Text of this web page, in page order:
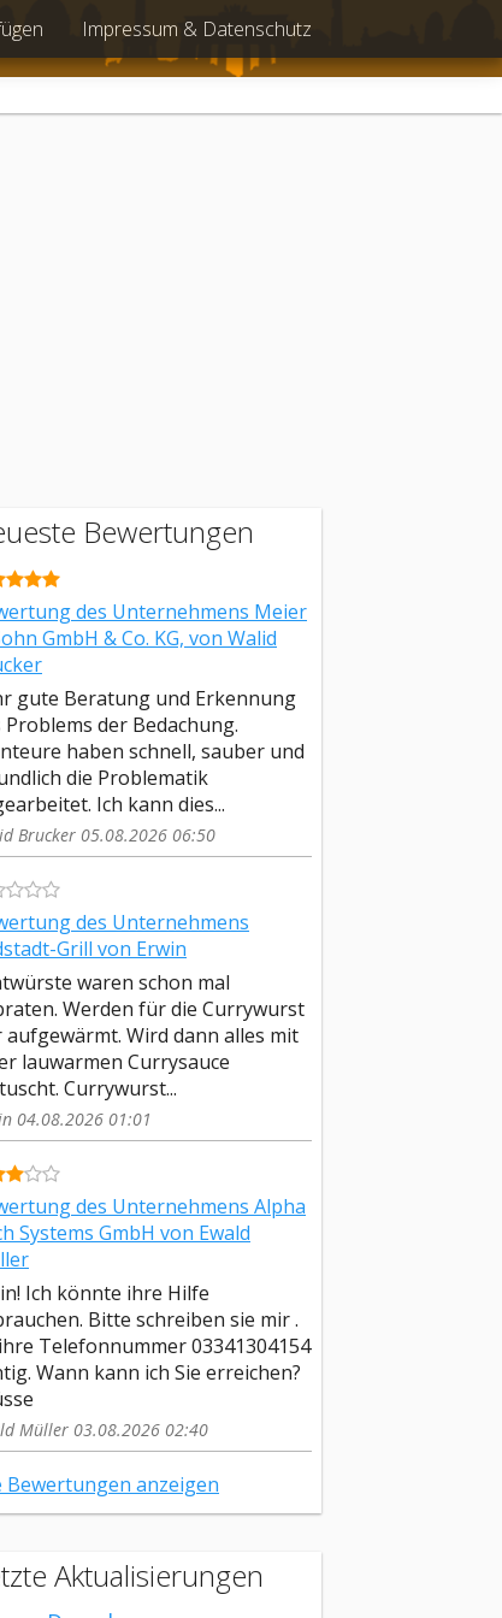
Impressum & Datenschutz
Bewertungen
des Unternehmens Meier
GmbH & Co. KG, von Walid
gute Beratung und Erkennung
Problems der Bedachung.
haben schnell, sauber und
die Problematik
Ich kann dies...
Brucker 05.08.2026 06:50
des Unternehmens
Grill von Erwin
waren schon mal
Werden für die Currywurst
aufgewärmt. Wird dann alles mit
lauwarmen Currysauce
Currywurst...
04.08.2026 01:01
des Unternehmens Alpha
Systems GmbH von Ewald
Ich könnte ihre Hilfe
Bitte schreiben sie mir .
Telefonnummer 03341304154
Wann kann ich Sie erreichen?
Müller 03.08.2026 02:40
Bewertungen anzeigen
Aktualisierungen